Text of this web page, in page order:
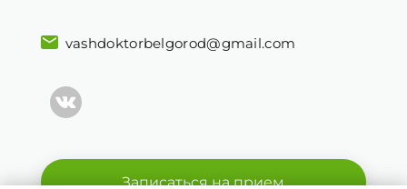
vashdoktorbelgorod@gmail.com
Записаться на прием